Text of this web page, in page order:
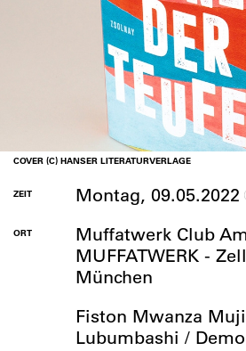
COVER (C) HANSER LITERATURVERLAGE
ZEIT Montag, 09.05.2022
ORT
Muffatwerk Club
MUFFATWERK -
München
Fiston Mwanza
Lubumbashi /